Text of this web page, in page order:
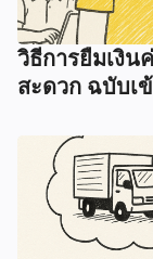
วิธีการยืมเงิน
สะดวก ฉบับเ